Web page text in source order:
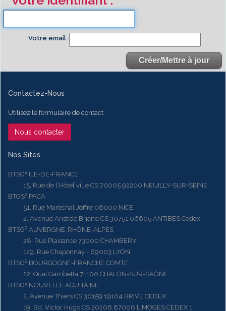
Votre email
Contactez-Nous
Utilisez le formulaire de contact
Nous contacter
Nos Sites
BTSG² ILE-DE-FRANCE
15, Rue de l'Hôtel ville CS 70005 92200 NEUILLY-SUR-SEINE
BTGS² PACA
51, Rue Maréchal Joffre 06000 NICE
2, Avenue Aristide Briand CS 30751 06605 ANTIBES Cedex
BTSG² AUVERGNE-RHÔNE-ALPES
28, Rue Plaisance 73000 CHAMBERY
129, Rue Chaponnay - 69003 LYON
BTSG² BOURGOGNE-FRANCHE COMTE
22, Quai Gambetta 71100 CHALON-SUR-SAÔNE
BTSG² NOUVELLE AQUITAINE
2, Avenue Thiers CS 30159 19104 BRIVE CEDEX
19, Bd. Victor Hugo CS 20206 87006 LIMOGES CEDEX 1